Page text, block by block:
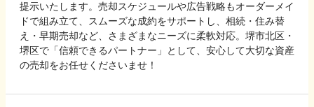
提示いたします。売却スケジュールや広告戦略もオーダーメイ
ドで組み立て、スムーズな成約をサポートし、相続・住み替
え・早期売却など、さまざまなニーズに柔軟対応。堺市北区・
堺区で「信頼できるパートナー」として、安心して大切な資産
の売却をお任せくださいませ！